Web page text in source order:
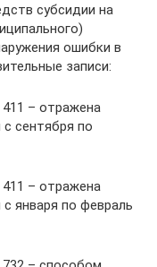
субсидии на
ошибки в
записи:
– отражена
сентября по
– отражена
января по февраль